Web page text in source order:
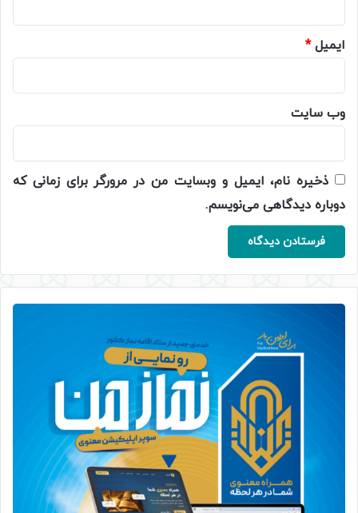
ایمیل*
وب‌ سایت
ذخیره نام، ایمیل و وبسایت من در مرورگر برای زمانی که
دوباره دیدگاهی می‌نویسم.